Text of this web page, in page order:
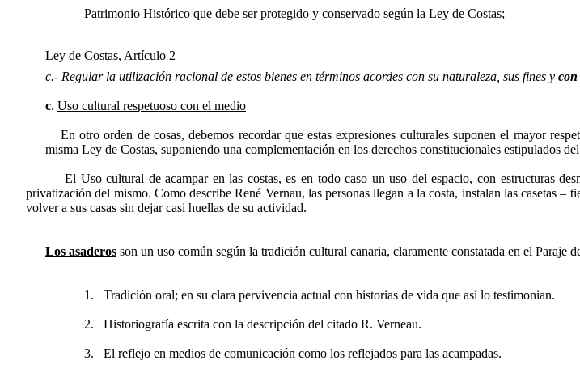
Patrimonio Histórico que debe ser protegido y conservado según la Ley de Costas;
Ley de Costas, Artículo 2
c.- Regular la utilización racional de estos bienes en términos acordes con su naturaleza, sus fines y con
c. Uso cultural respetuoso con el medio
En otro orden de cosas, debemos recordar que estas expresiones culturales suponen el mayor
misma Ley de Costas, suponiendo una complementación en los derechos constitucionales estipulados
El Uso cultural de acampar en las costas, es en todo caso un uso del espacio, con estructuras
privatización del mismo. Como describe René Vernau, las personas llegan a la costa, instalan las casetas
volver a sus casas sin dejar casi huellas de su actividad.
Los asaderos son un uso común según la tradición cultural canaria, claramente constatada en el Paraje
1. Tradición oral; en su clara pervivencia actual con historias de vida que así lo testimonian.
2. Historiografía escrita con la descripción del citado R. Verneau.
3. El reflejo en medios de comunicación como los reflejados para las acampadas.